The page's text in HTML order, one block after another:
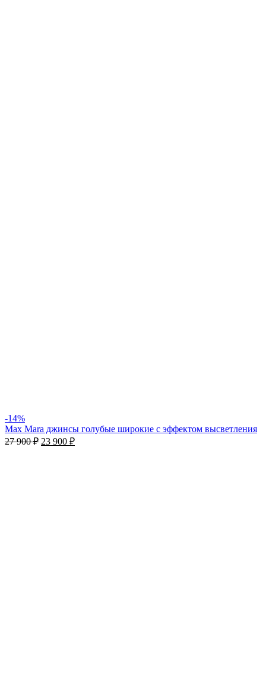
-14%
Max Mara джинсы голубые широкие с эффектом высветления
27 900₽ 23 900 ₽